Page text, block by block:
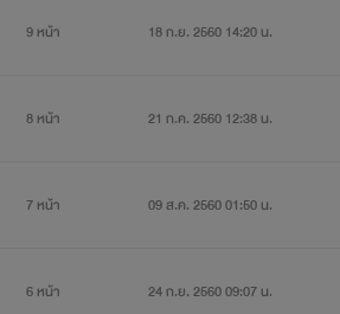
9 หน้า 18 ก.ย. 2560 14:20 น.
8 หน้า 21 ก.ค. 2560 12:38 น.
7 หน้า 09 ส.ค. 2560 01:50 น.
6 หน้า 24 ก.ย. 2560 09:07 น.